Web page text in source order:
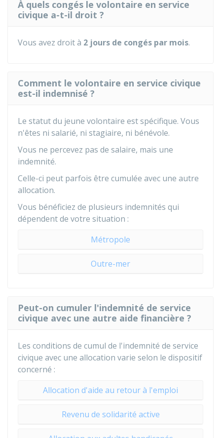
À quels congés le volontaire en service
civique a-t-il droit ?
Vous avez droit à 2 jours de congés par mois.
Comment le volontaire en service civique
est-il indemnisé ?
Le statut du jeune volontaire est spécifique. Vous
n'êtes ni salarié, ni stagiaire, ni bénévole.
Vous ne percevez pas de salaire, mais une
indemnité.
Celle-ci peut parfois être cumulée avec une autre
allocation.
Vous bénéficiez de plusieurs indemnités qui
dépendent de votre situation :
Métropole
Outre-mer
Peut-on cumuler l'indemnité de service
civique avec une autre aide financière ?
Les conditions de cumul de l'indemnité de service
civique avec une allocation varie selon le dispositif
concerné :
Allocation d'aide au retour à l'emploi
Revenu de solidarité active